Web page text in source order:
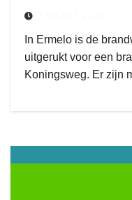
In Ermelo is de
uitgerukt voor een
Koningsweg. Er zijn